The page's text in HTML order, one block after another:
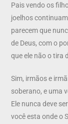
Pais vendo os
joelhos
parecem que
de Deus, com o
que ele não o tira
Sim, irmãos e
soberano, e uma
Ele nunca deve
você esta onde o